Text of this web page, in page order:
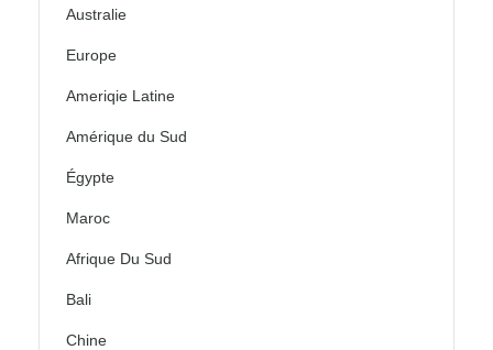
Australie
Europe
Ameriqie Latine
Amérique du Sud
Égypte
Maroc
Afrique Du Sud
Bali
Chine